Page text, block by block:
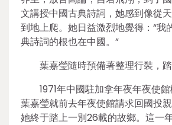
文講授中國古典詩詞，她感到像從
到地上爬。她日益激烈地覺得：“我
典詩詞的根也在中國。”
葉嘉瑩隨時預備著整理行裝，踏
1971年中國駐加拿年夜年夜使館
葉嘉瑩就前去年夜使館請求回國投
她終于踏上一別26載的故鄉。這一